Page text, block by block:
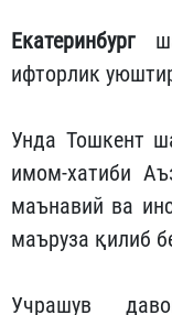
Екатеринбург
ифторлик
Унда Тошкент
имом-хатиби
маънавий ва
маъруза қилиб
Учрашув